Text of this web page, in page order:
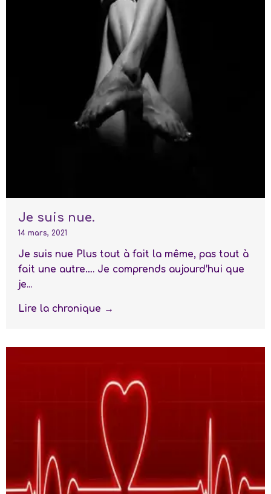
Je suis nue.
14 mars, 2021
Je suis nue Plus tout à fait la même, pas tout à
fait une autre…. Je comprends aujourd’hui que
je...
Lire la chronique →